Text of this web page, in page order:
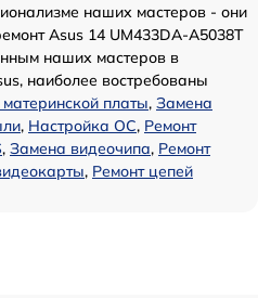
наших мастеров - они
Asus 14 UM433DA-A5038T
наших мастеров в
наиболее востребованы
платы, Замена
, Настройка ОС, Ремонт
, Замена видеочипа, Ремонт
, Ремонт цепей